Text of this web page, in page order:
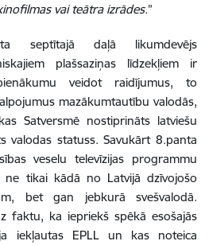
vai teātra izrādes.”
septītajā daļā likumdevējs
plašsaziņas līdzekļiem ir
veidot raidījumus, to
mazākumtautību valodās,
Satversmē nostiprināts latviešu
valodas statuss. Savukārt 8.panta
veselu televīzijas programmu
ne tikai kādā no Latvijā dzīvojošo
bet gan jebkurā svešvalodā.
faktu, ka iepriekš spēkā esošajās
iekļautas EPLL un kas noteica